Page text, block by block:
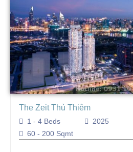
The Zeit Thủ Thiêm
1 - 4 Beds
2025
60 - 200 Sqmt